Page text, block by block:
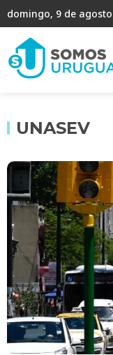
domingo, 9 de
UNASEV